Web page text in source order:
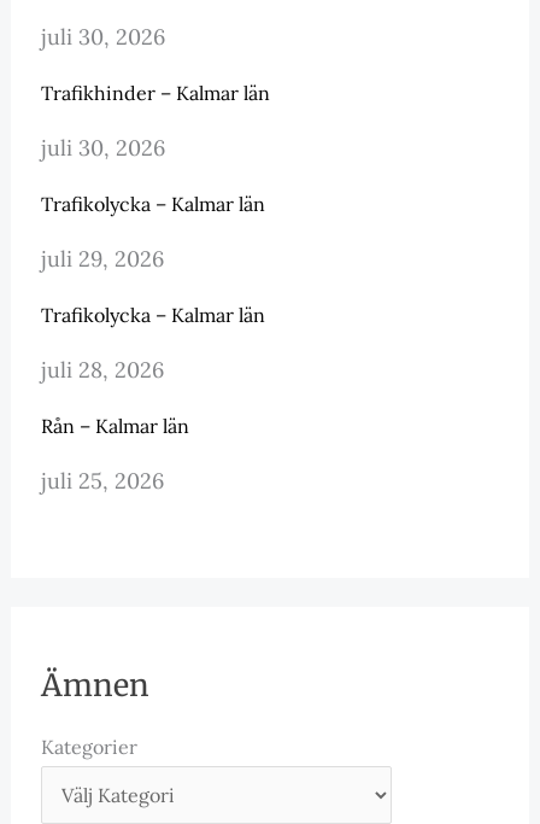
juli 30, 2026
Trafikhinder – Kalmar län
juli 30, 2026
Trafikolycka – Kalmar län
juli 29, 2026
Trafikolycka – Kalmar län
juli 28, 2026
Rån – Kalmar län
juli 25, 2026
Ämnen
Kategorier